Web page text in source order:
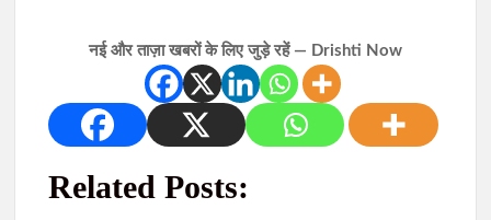
नई और ताज़ा खबरों के लिए जुड़े रहें — Drishti Now
Related Posts: